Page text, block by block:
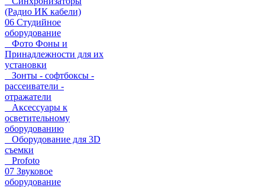
(Радио ИК кабели)
06 Студийное
оборудование
Фото Фоны и
Принадлежности для их
установки
Зонты - софтбоксы -
рассеиватели -
отражатели
Аксессуары к
осветительному
оборудованию
Оборудование для 3D
съемки
Profoto
07 Звуковое
оборудование